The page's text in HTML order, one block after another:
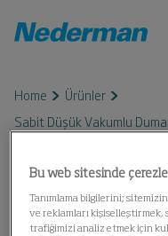
Home
Ürünler
Sabit Düşük Vakumlu
LCP
Bu web sitesinde
Tanımlama bilgilerini; sitemizin
ve reklamları kişiselleştirmek,
trafiğimizi analiz etmek için